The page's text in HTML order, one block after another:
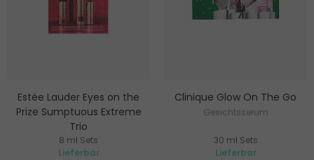
Estée Lauder Eyes on the
Prize Sumptuous Extreme
Trio
Mascara
8 ml Sets
Lieferbar
Clinique Glow On The Go
Gesichtsserum
30 ml Sets
Lieferbar